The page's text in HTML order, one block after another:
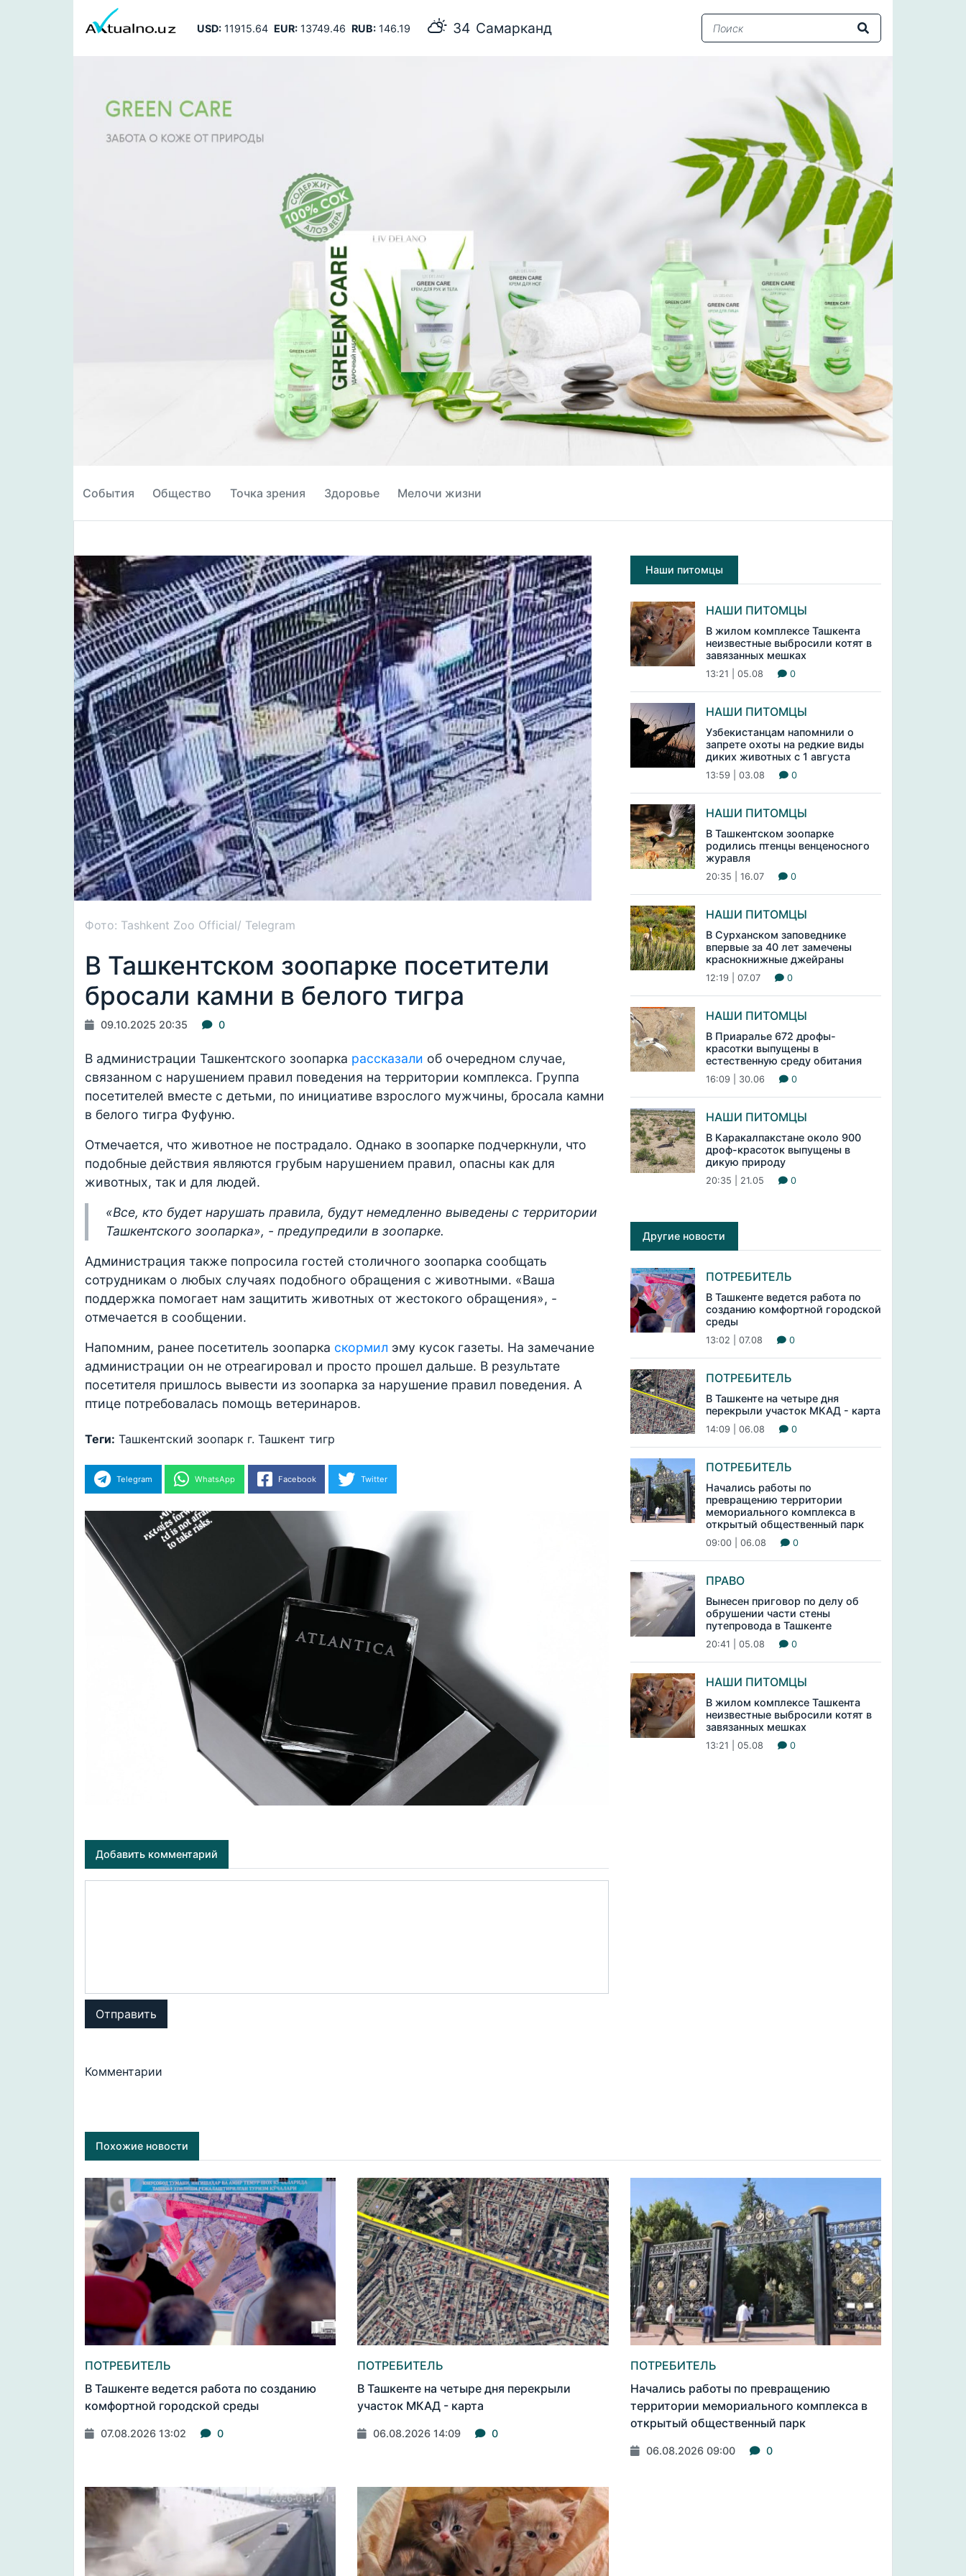
USD:11915.64 EUR:13749.46 RUB:146.19 34 Самарканд
События Общество Точка зрения Здоровье Мелочи жизни
Фото: Tashkent Zoo Official/ Telegram
В Ташкентском зоопарке посетители
бросали камни в белого тигра
09.10.2025 20:35 0
В администрации Ташкентского зоопарка рассказали об очередном случае,
связанном с нарушением правил поведения на территории комплекса. Группа
посетителей вместе с детьми, по инициативе взрослого мужчины, бросала камни
в белого тигра Фуфуню.
Отмечается, что животное не пострадало. Однако в зоопарке подчеркнули, что
подобные действия являются грубым нарушением правил, опасны как для
животных, так и для людей.
«Все, кто будет нарушать правила, будут немедленно выведены с территории
Ташкентского зоопарка», - предупредили в зоопарке.
Администрация также попросила гостей столичного зоопарка сообщать
сотрудникам о любых случаях подобного обращения с животными. «Ваша
поддержка помогает нам защитить животных от жестокого обращения», -
отмечается в сообщении.
Напомним, ранее посетитель зоопарка скормил эму кусок газеты. На замечание
администрации он не отреагировал и просто прошел дальше. В результате
посетителя пришлось вывести из зоопарка за нарушение правил поведения. А
птице потребовалась помощь ветеринаров.
Теги: Ташкентский зоопарк г. Ташкент тигр
Telegram WhatsApp Facebook Twitter
Добавить комментарий
Отправить
Комментарии
Наши питомцы
НАШИ ПИТОМЦЫ
В жилом комплексе Ташкента
неизвестные выбросили котят в
завязанных мешках
13:21 | 05.08 0
НАШИ ПИТОМЦЫ
Узбекистанцам напомнили о
запрете охоты на редкие виды
диких животных с 1 августа
13:59 | 03.08 0
НАШИ ПИТОМЦЫ
В Ташкентском зоопарке
родились птенцы венценосного
журавля
20:35 | 16.07 0
НАШИ ПИТОМЦЫ
В Сурханском заповеднике
впервые за 40 лет замечены
краснокнижные джейраны
12:19 | 07.07 0
НАШИ ПИТОМЦЫ
В Приаралье 672 дрофы-
красотки выпущены в
естественную среду обитания
16:09 | 30.06 0
НАШИ ПИТОМЦЫ
В Каракалпакстане около 900
дроф-красоток выпущены в
дикую природу
20:35 | 21.05 0
Другие новости
ПОТРЕБИТЕЛЬ
В Ташкенте ведется работа по
созданию комфортной городской
среды
13:02 | 07.08 0
ПОТРЕБИТЕЛЬ
В Ташкенте на четыре дня
перекрыли участок МКАД - карта
14:09 | 06.08 0
ПОТРЕБИТЕЛЬ
Начались работы по
превращению территории
мемориального комплекса в
открытый общественный парк
09:00 | 06.08 0
ПРАВО
Вынесен приговор по делу об
обрушении части стены
путепровода в Ташкенте
20:41 | 05.08 0
НАШИ ПИТОМЦЫ
В жилом комплексе Ташкента
неизвестные выбросили котят в
завязанных мешках
13:21 | 05.08 0
Похожие новости
ПОТРЕБИТЕЛЬ
В Ташкенте ведется работа по созданию
комфортной городской среды
07.08.2026 13:02 0
ПОТРЕБИТЕЛЬ
В Ташкенте на четыре дня перекрыли
участок МКАД - карта
06.08.2026 14:09 0
ПОТРЕБИТЕЛЬ
Начались работы по превращению
территории мемориального комплекса в
открытый общественный парк
06.08.2026 09:00 0